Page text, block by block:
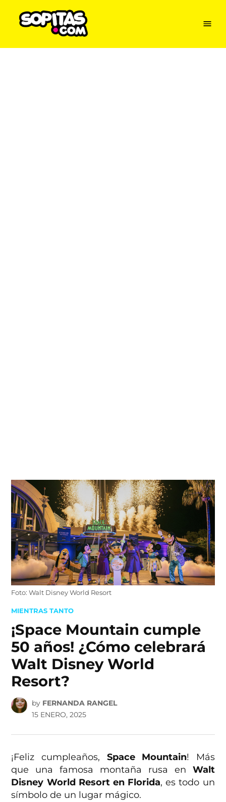
content
Menu
Foto: Walt Disney World Resort
POSTED
MIENTRAS TANTO
¡Space Mountain cumple
50 años! ¿Cómo celebrará
Walt Disney World
Resort?
by FERNANDA RANGEL
15 ENERO, 2025
¡Feliz cumpleaños, Space Mountain! Más
que una famosa montaña rusa en Walt
Disney World Resort en Florida, es todo un
símbolo de un lugar mágico.